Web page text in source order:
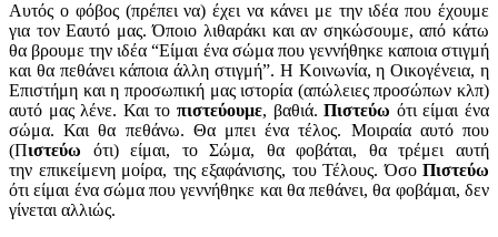
Αυτός ο φόβος (πρέπει να) έχει να κάνει με την ιδέα που έχουμε
για τον Εαυτό μας. Όποιο λιθαράκι και αν σηκώσουμε, από κάτω
θα βρουμε την ιδέα “Είμαι ένα σώμα που γεννήθηκε καποια στιγμή
και θα πεθάνει κάποια άλλη στιγμή”. Η Κοινωνία, η Οικογένεια, η
Επιστήμη και η προσωπική μας ιστορία (απώλειες προσώπων κλπ)
αυτό μας λένε. Και το πιστεύουμε, βαθιά.Πιστεύω ότι είμαι ένα
σώμα. Και θα πεθάνω. Θα μπει ένα τέλος. Μοιραία αυτό που
(Πιστεύω ότι) είμαι, το Σώμα, θα φοβάται, θα τρέμει αυτή
την επικείμενη μοίρα, της εξαφάνισης, του Τέλους. Όσο Πιστεύω
ότι είμαι ένα σώμα που γεννήθηκε και θα πεθάνει, θα φοβάμαι, δεν
γίνεται αλλιώς.